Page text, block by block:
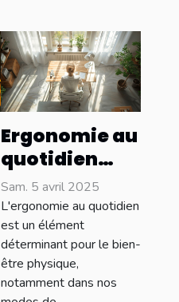
Ergonomie au
quotidien
conseils
pratiques
pour prévenir
les douleurs
liées à la
Sam. 5 avril 2025
L'ergonomie au quotidien
est un élément
déterminant pour le bien-
être physique,
notamment dans nos